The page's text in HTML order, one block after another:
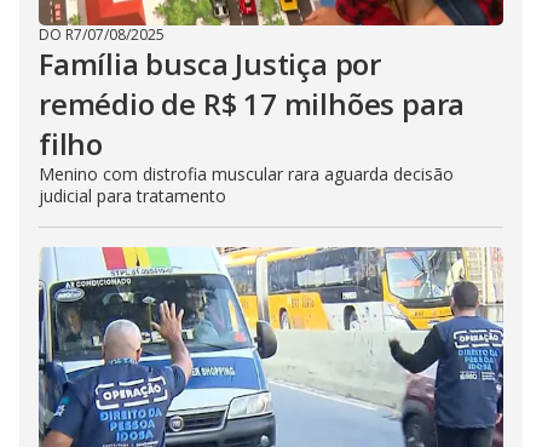
DO R7/07/08/2025
Família busca Justiça por
remédio de R$ 17 milhões para
filho
Menino com distrofia muscular rara aguarda decisão
judicial para tratamento